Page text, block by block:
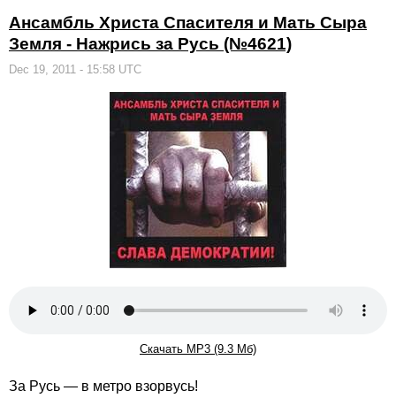
Ансамбль Христа Спасителя и Мать Сыра
Земля - Нажрись за Русь (№4621)
Dec 19, 2011 - 15:58 UTC
Скачать MP3 (9.3 Мб)
За Русь — в метро взорвусь!